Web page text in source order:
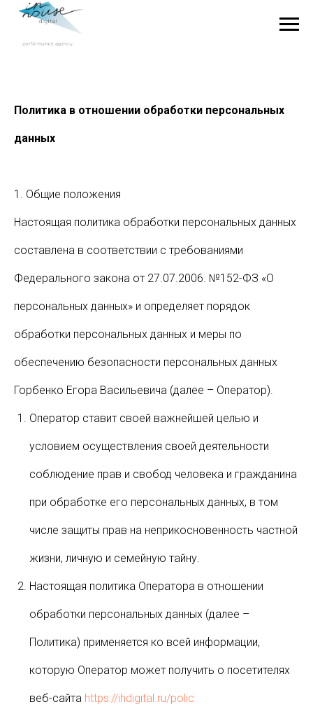
Политика в отношении обработки персональных
данных
1. Общие положения
Настоящая политика обработки персональных данных
составлена в соответствии с требованиями
Федерального закона от 27.07.2006. №152-ФЗ «О
персональных данных» и определяет порядок
обработки персональных данных и меры по
обеспечению безопасности персональных данных
Горбенко Егора Васильевича (далее – Оператор).
Оператор ставит своей важнейшей целью и
условием осуществления своей деятельности
соблюдение прав и свобод человека и гражданина
при обработке его персональных данных, в том
числе защиты прав на неприкосновенность частной
жизни, личную и семейную тайну.
Настоящая политика Оператора в отношении
обработки персональных данных (далее –
Политика) применяется ко всей информации,
которую Оператор может получить о посетителях
веб-сайта https://ihdigital.ru/polic